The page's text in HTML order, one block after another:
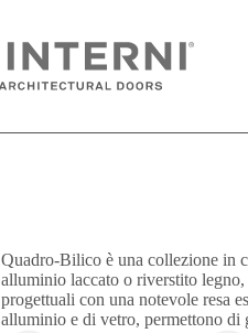
Quadro-Bilico è una collezione in
alluminio laccato o riverstito
progettuali con una notevole resa
alluminio e di vetro, permettono di